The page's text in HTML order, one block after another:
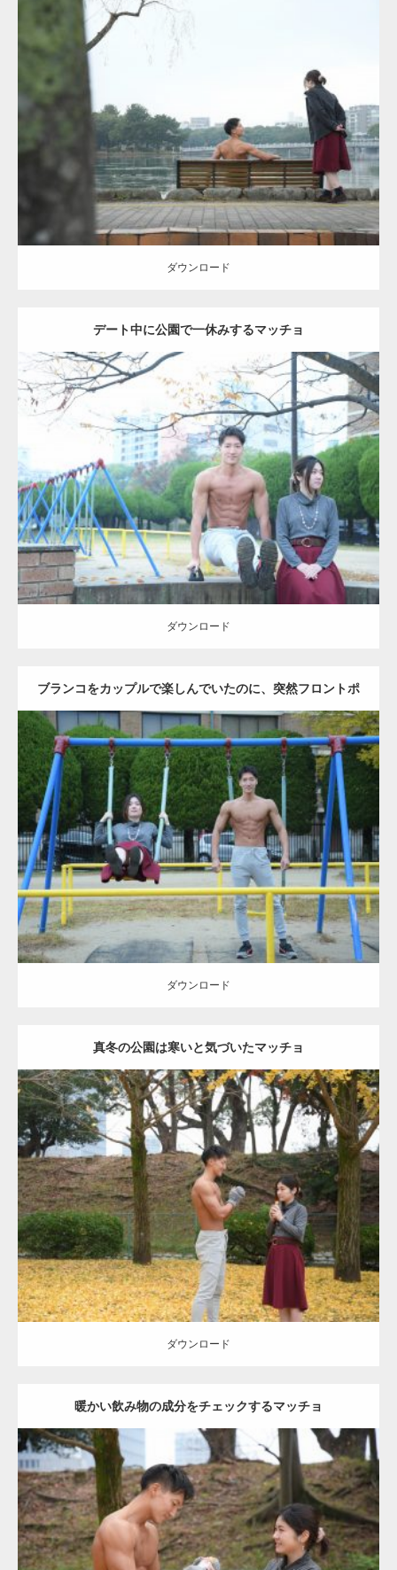
公園のマッチョ AKIHITO(細マッチョ) 背中
ダウンロード
ダウンロード
デート中に公園で一休みするマッチョ
Update:2021.07.6
Category:公園のマッチョ その他 AKIHITO(細マッチョ) 腹筋
ダウンロード
ダウンロード
ブランコをカップルで楽しんでいたのに、突然フロントポ
ーズをするマッチョ
Update: 2021.07.6
Category:公園のマッチョ その他 AKIHITO(細マッチョ) 腹筋 大胸筋
ダウンロード
ダウンロード
真冬の公園は寒いと気づいたマッチョ
Update: 2021.07.8
Category:公園のマッチョ その他 AKIHITO(細マッチョ) 上腕三頭筋
肩
ダウンロード
ダウンロード
暖かい飲み物の成分をチェックするマッチョ
Update:2021.07.8
Category:公園のマッチョ その他 AKIHITO(細マッチョ) 上腕三頭筋
肩